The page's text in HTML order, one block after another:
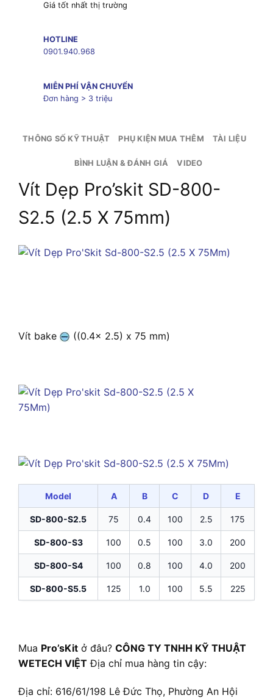
Giá tốt nhất thị trường
HOTLINE
0901.940.968
MIỄN PHÍ VẬN CHUYỂN
Đơn hàng > 3 triệu
THÔNG SỐ KỸ THUẬT PHỤ KIỆN MUA THÊM TÀI LIỆU
BÌNH LUẬN & ĐÁNH GIÁ VIDEO
Vít Dẹp Pro’skit SD-800-
S2.5 (2.5 X 75mm)
Vít bake ((0.4x 2.5) x 75 mm)
Model A B C D E
SD-800-S2.5 75 0.4 100 2.5 175
SD-800-S3 100 0.5 100 3.0 200
SD-800-S4 100 0.8 100 4.0 200
SD-800-S5.5 125 1.0 100 5.5 225
Mua Pro’sKit ở đâu? CÔNG TY TNHH KỸ THUẬT
WETECH VIỆT Địa chỉ mua hàng tin cậy:
Địa chỉ: 616/61/198 Lê Đức Thọ, Phường An Hội